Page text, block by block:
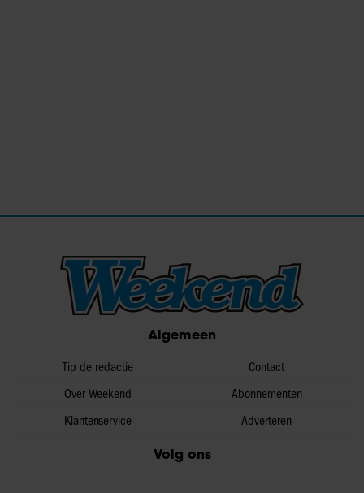
Algemeen
Tip de redactie
Over Weekend
Klantenservice
Contact
Abonnementen
Adverteren
Volg ons